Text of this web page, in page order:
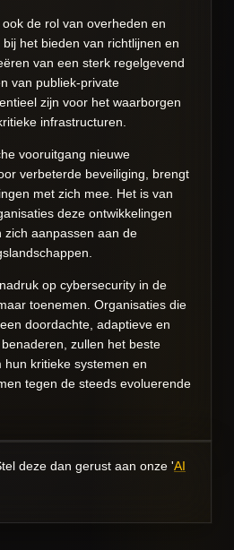
de rol van overheden en
het bieden van richtlijnen en
van een sterk regelgevend
van publiek-private
zijn voor het waarborgen
infrastructuren.
vooruitgang nieuwe
verbeterde beveiliging, brengt
met zich mee. Het is van
deze ontwikkelingen
zich aanpassen aan de
op cybersecurity in de
toenemen. Organisaties die
doordachte, adaptieve en
zullen het beste
kritieke systemen en
tegen de steeds evoluerende
deze dan gerust aan onze 'AI